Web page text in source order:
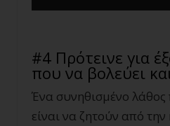
#4 Πρότεινε για
που να βολεύει
Ένα συνηθισμένο
είναι να ζητούν από